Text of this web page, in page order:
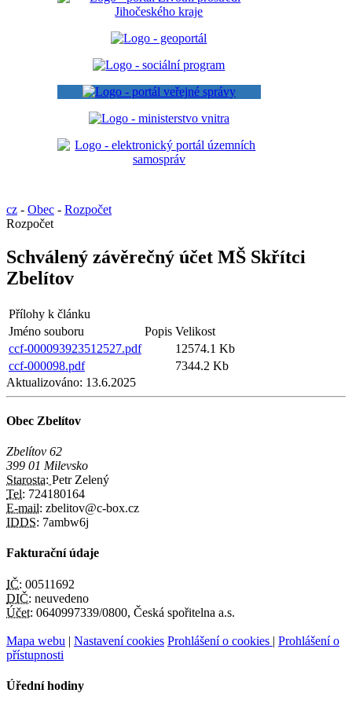
cz - Obec - Rozpočet
Rozpočet
Schválený závěrečný účet MŠ Skřítci
Zbelítov
Přílohy k článku
Jméno souboru
Popis Velikost
ccf-000093923512527.pdf
12574.1 Kb
ccf-000098.pdf
7344.2 Kb
Aktualizováno: 13.6.2025
Obec Zbelítov
Zbelítov 62
399 01 Milevsko
Starosta: Petr Zelený
Tel: 724180164
E-mail: zbelitov@c-box.cz
IDDS: 7ambw6j
Fakturační údaje
IČ: 00511692
DIČ: neuvedeno
Účet: 0640997339/0800, Česká spořitelna a.s.
Mapa webu | Nastavení cookies Prohlášení o cookies | Prohlášení o
přístupnosti
Úřední hodiny